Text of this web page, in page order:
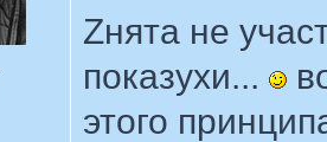
Zнята не
показухи...
этого